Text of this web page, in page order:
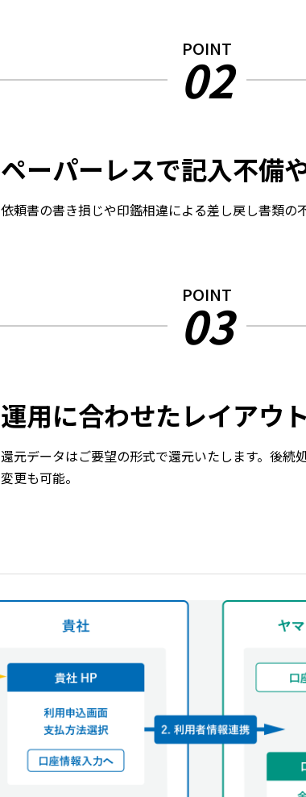
POINT
02
ペーパーレスで記入不備
依頼書の書き損じや印鑑相違による差し戻し書類の
POINT
03
運用に合わせたレイアウ
還元データはご要望の形式で還元いたします。後
変更も可能。